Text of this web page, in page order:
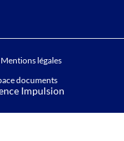
Mentions légales
documents
Impulsion